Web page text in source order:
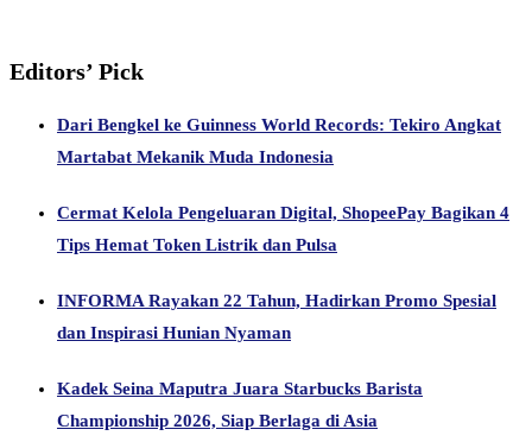
Editors’ Pick
Dari Bengkel ke Guinness World Records: Tekiro Angkat
Martabat Mekanik Muda Indonesia
Cermat Kelola Pengeluaran Digital, ShopeePay Bagikan 4
Tips Hemat Token Listrik dan Pulsa
INFORMA Rayakan 22 Tahun, Hadirkan Promo Spesial
dan Inspirasi Hunian Nyaman
Kadek Seina Maputra Juara Starbucks Barista
Championship 2026, Siap Berlaga di Asia